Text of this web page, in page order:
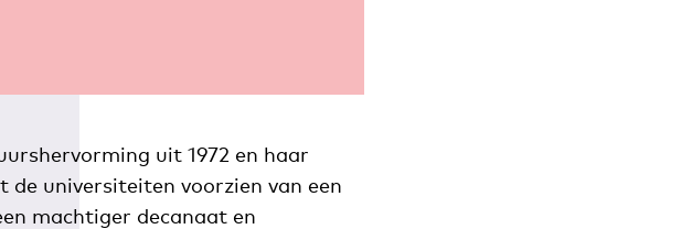
uit 1972 en haar
de universiteiten voorzien van een
machtiger decanaat en